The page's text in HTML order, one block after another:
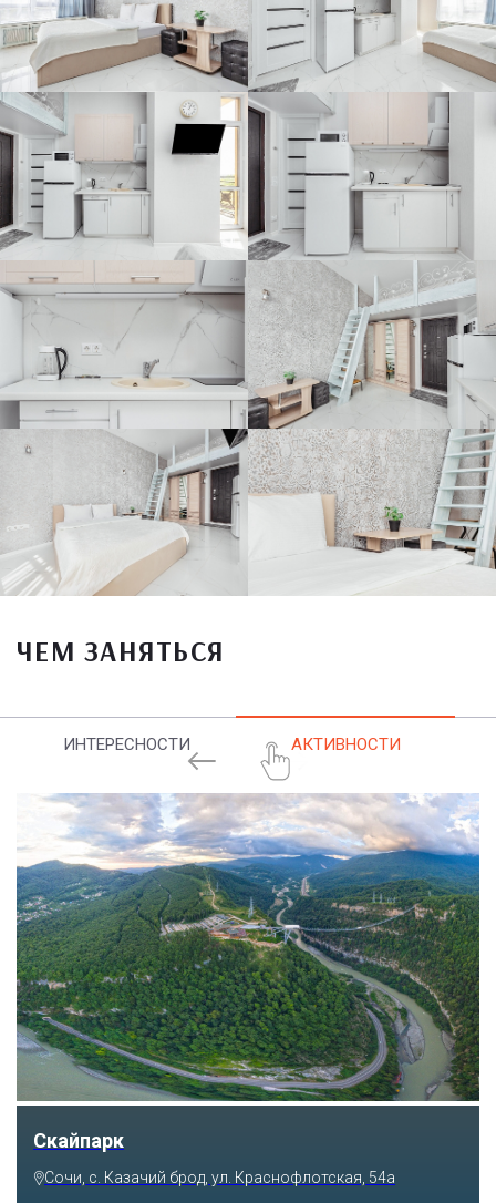
ЧЕМ ЗАНЯТЬСЯ
ИНТЕРЕСНОСТИ АКТИВНОСТИ
Скайпарк
Сочи, с. Казачий брод, ул. Краснофлотская, 54а